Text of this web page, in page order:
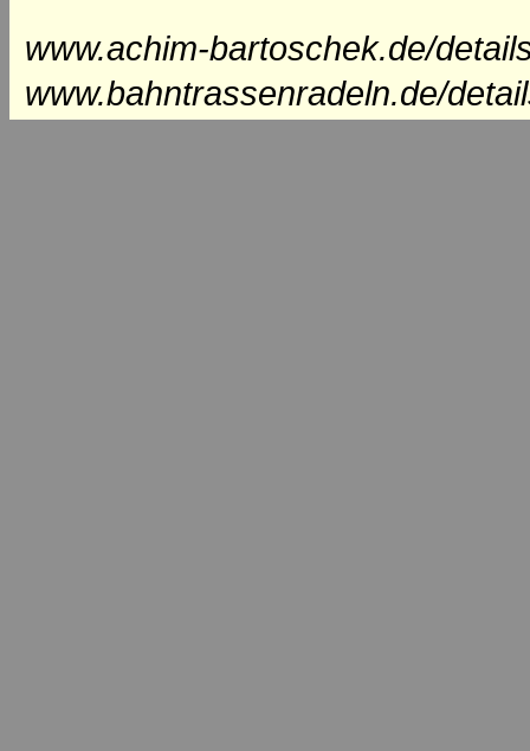
www.achim-bartoschek.de/
www.bahntrassenradeln.de/